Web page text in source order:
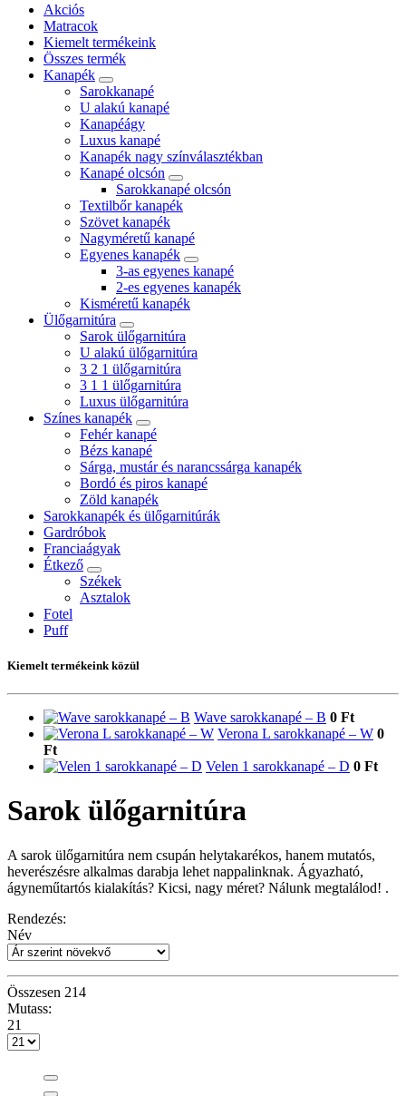
Akciós
Matracok
Kiemelt termékeink
Összes termék
Kanapék
Sarokkanapé
U alakú kanapé
Kanapéágy
Luxus kanapé
Kanapék nagy színválasztékban
Kanapé olcsón
Sarokkanapé olcsón
Textilbőr kanapék
Szövet kanapék
Nagyméretű kanapé
Egyenes kanapék
3-as egyenes kanapé
2-es egyenes kanapék
Kisméretű kanapék
Ülőgarnitúra
Sarok ülőgarnitúra
U alakú ülőgarnitúra
3 2 1 ülőgarnitúra
3 1 1 ülőgarnitúra
Luxus ülőgarnitúra
Színes kanapék
Fehér kanapé
Bézs kanapé
Sárga, mustár és narancssárga kanapék
Bordó és piros kanapé
Zöld kanapék
Sarokkanapék és ülőgarnitúrák
Gardróbok
Franciaágyak
Étkező
Székek
Asztalok
Fotel
Puff
Kiemelt termékeink közül
Wave sarokkanapé – B 0 Ft
Verona L sarokkanapé – W 0
Ft
Velen 1 sarokkanapé – D 0 Ft
Sarok ülőgarnitúra
A sarok ülőgarnitúra nem csupán helytakarékos, hanem mutatós,
heverészésre alkalmas darabja lehet nappalinknak. Ágyazható,
ágyneműtartós kialakítás? Kicsi, nagy méret? Nálunk megtalálod! .
Rendezés:
Név
Összesen 214
Mutass:
21